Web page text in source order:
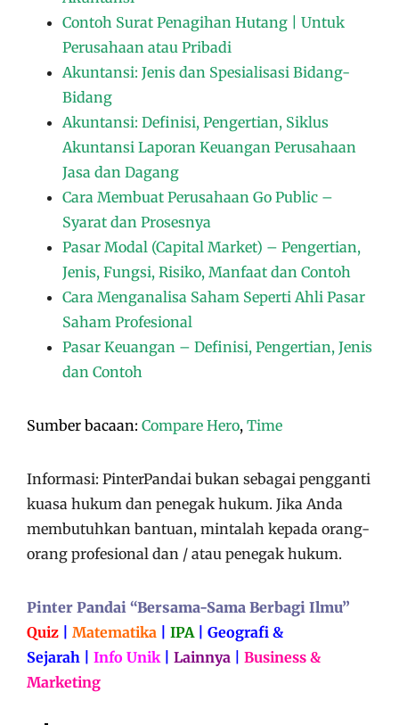
Contoh Surat Penagihan Hutang | Untuk
Perusahaan atau Pribadi
Akuntansi: Jenis dan Spesialisasi Bidang-
Bidang
Akuntansi: Definisi, Pengertian, Siklus
Akuntansi Laporan Keuangan Perusahaan
Jasa dan Dagang
Cara Membuat Perusahaan Go Public –
Syarat dan Prosesnya
Pasar Modal (Capital Market) – Pengertian,
Jenis, Fungsi, Risiko, Manfaat dan Contoh
Cara Menganalisa Saham Seperti Ahli Pasar
Saham Profesional
Pasar Keuangan – Definisi, Pengertian, Jenis
dan Contoh
Sumber bacaan: Compare Hero, Time
Informasi: PinterPandai bukan sebagai pengganti
kuasa hukum dan penegak hukum. Jika Anda
membutuhkan bantuan, mintalah kepada orang-
orang profesional dan / atau penegak hukum.
Pinter Pandai “Bersama-Sama Berbagi Ilmu”
Quiz
Matematika IPA
Geografi &
Sejarah
Info Unik Lainnya
Business &
Marketing